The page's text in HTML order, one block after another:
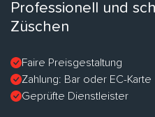
Professionell und
Züschen
Faire Preisgestaltung
Zahlung: Bar oder EC-Karte
Geprüfte Dienstleister